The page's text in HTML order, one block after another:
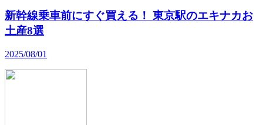
新幹線乗車前にすぐ買える！ 東京駅のエキナカお
土産8選
2025/08/01